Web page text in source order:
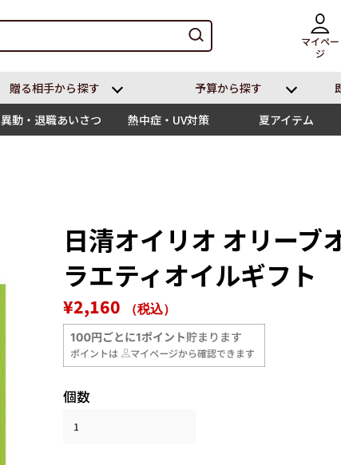
マイペー
ジ
贈る相⼿から探す 予算から探す
異動・退職あいさつ 熱中症・UV対策 夏アイテム
日清オイリオ オリーブ
ラエティオイルギフト
通
常
価
格
¥2,160 （税込）
売
価
格
個数